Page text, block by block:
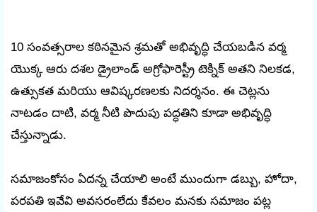
10 సంవత్సరాల కఠినమైన శ్రమతో అభివృద్ధి చేయబడిన వర్మ
యొక్క ఆరు దశల డ్రైలాండ్ అగ్రోఫారెస్ట్రీ టెక్నిక్ అతని నిలకడ,
ఉత్సుకత మరియు ఆవిష్కరణలకు నిదర్శనం. ఈ చెట్లను
నాటడం దాటి, వర్మ నీటి పొదుపు పద్ధతిని కూడా అభివృద్ధి
చేస్తున్నాడు.
సమాజంకోసం ఏదన్న చేయాలి అంటే ముందుగా డబ్బు, హోదా,
పరపతి ఇవేవి అవసరంలేదు కేవలం మనకు సమాజం పట్ల